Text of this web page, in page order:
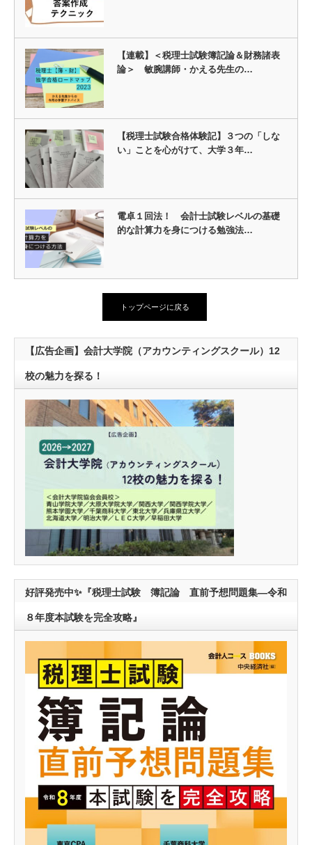
【連載】＜税理士試験簿記論＆財務諸表
論＞ 敏腕講師・かえる先生の…
【税理士試験合格体験記】３つの「しな
い」ことを心がけて、大学３年…
電卓１回法！ 会計士試験レベルの基礎
的な計算力を身につける勉強法…
トップページに戻る
【広告企画】会計大学院（アカウンティングスクール）12
校の魅力を探る！
好評発売中✨『税理士試験 簿記論 直前予想問題集―令和
８年度本試験を完全攻略』